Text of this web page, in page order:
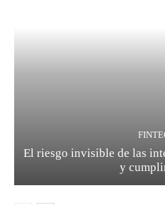
El riesgo invisible de las
y